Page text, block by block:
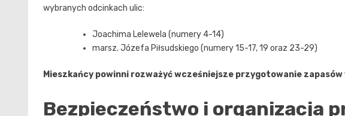
wybranych odcinkach ulic:
Joachima Lelewela (numery 4-14)
marsz. Józefa Piłsudskiego (numery 15-17, 19 oraz 23-29)
Mieszkańcy powinni rozważyć wcześniejsze przygotowanie zapasów
Bezpieczeństwo i organizacja